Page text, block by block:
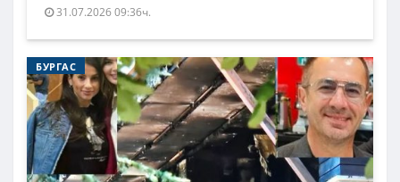
31.07.2026 09:36ч.
БУРГАС